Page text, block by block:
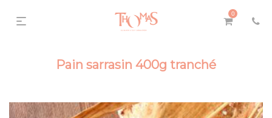
0
Pain sarrasin 400g tranché